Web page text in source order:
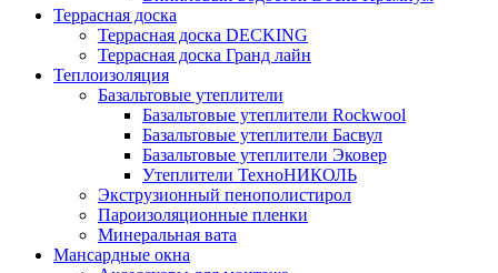
Террасная доска
Террасная доска DECKING
Террасная доска Гранд лайн
Теплоизоляция
Базальтовые утеплители
Базальтовые утеплители Rockwool
Базальтовые утеплители Басвул
Базальтовые утеплители Эковер
Утеплители ТехноНИКОЛЬ
Экструзионный пенополистирол
Пароизоляционные пленки
Минеральная вата
Мансардные окна